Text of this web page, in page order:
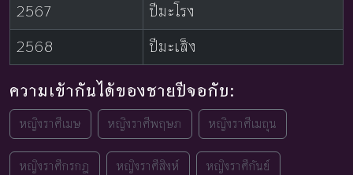
2567
ปีมะโรง
2568
ปีมะเส็ง
ความเข้ากันได้ของชายปีจอกับ:
หญิงราศีเมษ หญิงราศีพฤษภ หญิงราศีเมถุน
หญิงราศีกรกฎ หญิงราศีสิงห์ หญิงราศีกันย์